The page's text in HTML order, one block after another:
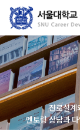
진로설계
멘토링 상담과